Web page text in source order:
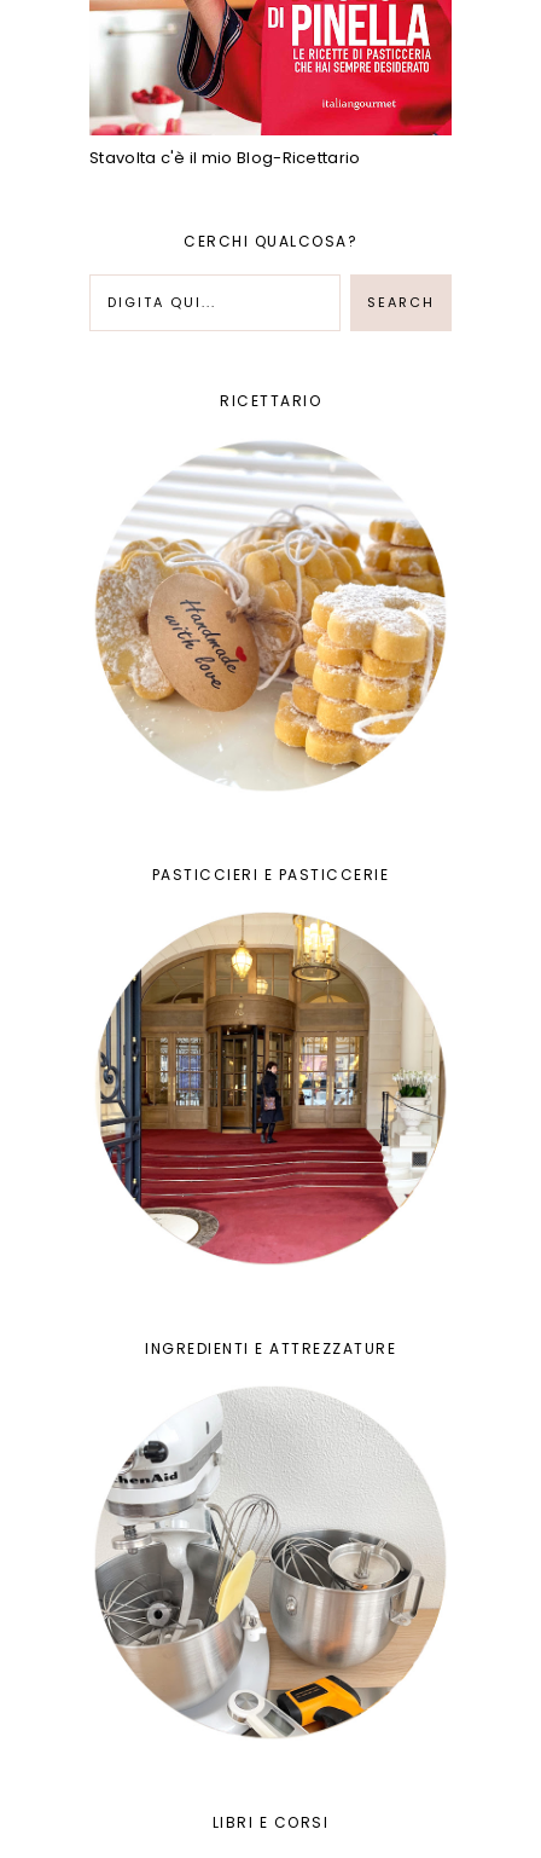
Stavolta c'è il mio Blog-Ricettario
CERCHI QUALCOSA?
RICETTARIO
PASTICCIERI E PASTICCERIE
INGREDIENTI E ATTREZZATURE
LIBRI E CORSI